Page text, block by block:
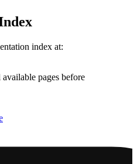
index at:
pages before